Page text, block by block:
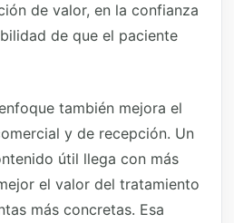
de valor, en la confianza
de que el paciente
también mejora el
y de recepción. Un
útil llega con más
el valor del tratamiento
más concretas. Esa